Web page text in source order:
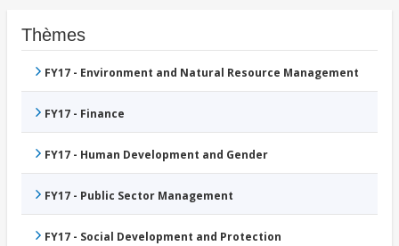
Thèmes
FY17 - Environment and Natural Resource Management
FY17 - Finance
FY17 - Human Development and Gender
FY17 - Public Sector Management
FY17 - Social Development and Protection